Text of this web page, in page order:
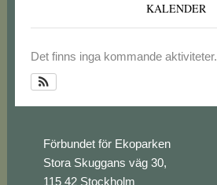
KALENDER
Det finns inga kommande aktiviteter.
Footer
Förbundet för Ekoparken
Stora Skuggans väg 30,
115 42 Stockholm